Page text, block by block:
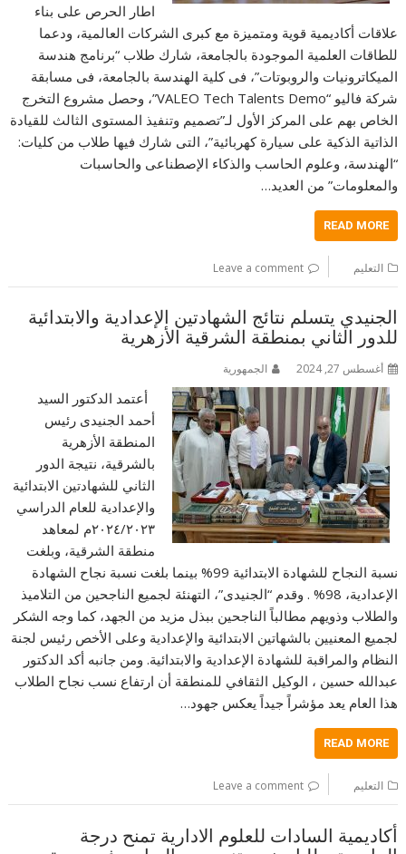
اطار الحرص على بناء
علاقات أكاديمية قوية ومتميزة مع كبرى الشركات العالمية، ودعما
للطاقات العلمية الموجودة بالجامعة، شارك طلاب “برنامج هندسة
الميكاترونيات والروبوتات”، فى كلية الهندسة بالجامعة، فى مسابقة
شركة فاليو “VALEO Tech Talents Demo”، وحصل مشروع التخرج
الخاص بهم على المركز الأول لـ”تصميم وتنفيذ المستوى الثالث للقيادة
الذاتية الذكية على سيارة كهربائية”، التى شارك فيها طلاب من كليات:
“الهندسة، وعلوم الحاسب والذكاء الإصطناعى والحاسبات
والمعلومات” من العديد…
READ MORE
التعليم Leave a comment
الجنيدي يتسلم نتائج الشهادتين الإعدادية والابتدائية
للدور الثاني بمنطقة الشرقية الأزهرية
أغسطس 27, 2024 الجمهورية
أعتمد الدكتور السيد
أحمد الجنيدى رئيس
المنطقة الأزهرية
بالشرقية، نتيجة الدور
الثاني للشهادتين الابتدائية
والإعدادية ‏للعام الدراسي
٢٠٢٤/٢٠٢٣م لمعاهد
منطقة الشرقية، وبلغت
نسبة النجاح للشهادة الابتدائية 99% بينما بلغت نسبة نجاح الشهادة
الإعدادية، 98% . وقدم “الجنيدى”، التهنئة لجميع الناجحين من التلاميذ
والطلاب وذويهم مطالباً الناجحين ببذل مزيد من الجهد، كما وجه الشكر
لجميع المعنيين بالشهاتين الابتدائية والإعدادية وعلى الأخص رئيس لجنة
النظام والمراقبة للشهادة الإعدادية والابتدائية. ومن جانبه أكد الدكتور
عبدالله حسين ، الوكيل الثقافي للمنطقة أن ارتفاع نسب نجاح الطلاب
هذا العام يعد مؤشراً جيداً يعكس جهود…
READ MORE
التعليم Leave a comment
أكاديمية السادات للعلوم الادارية تمنح درجة